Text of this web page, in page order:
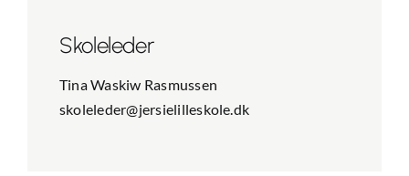
Skoleleder
Tina Waskiw Rasmussen
skoleleder@jersielilleskole.dk